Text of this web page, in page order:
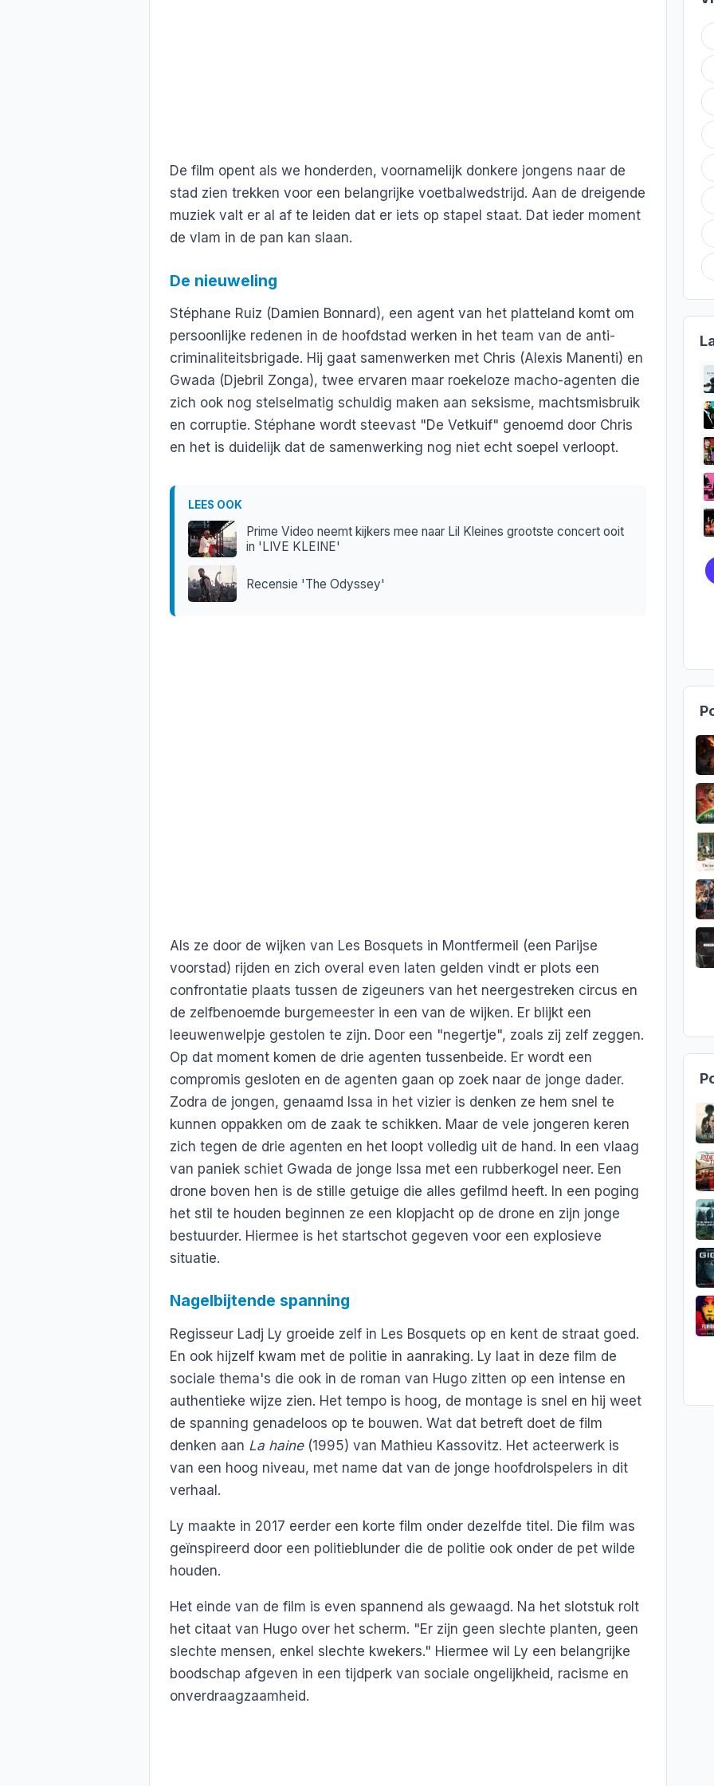
De film opent als we honderden, voornamelijk donkere jongens naar de
stad zien trekken voor een belangrijke voetbalwedstrijd. Aan de dreigende
muziek valt er al af te leiden dat er iets op stapel staat. Dat ieder moment
de vlam in de pan kan slaan.
De nieuweling
Stéphane Ruiz (Damien Bonnard), een agent van het platteland komt om
persoonlijke redenen in de hoofdstad werken in het team van de anti-
criminaliteitsbrigade. Hij gaat samenwerken met Chris (Alexis Manenti) en
Gwada (Djebril Zonga), twee ervaren maar roekeloze macho-agenten die
zich ook nog stelselmatig schuldig maken aan seksisme, machtsmisbruik
en corruptie. Stéphane wordt steevast "De Vetkuif" genoemd door Chris
en het is duidelijk dat de samenwerking nog niet echt soepel verloopt.
LEES OOK
Prime Video neemt kijkers mee naar Lil Kleines grootste concert ooit
in 'LIVE KLEINE'
Recensie 'The Odyssey'
Als ze door de wijken van Les Bosquets in Montfermeil (een Parijse
voorstad) rijden en zich overal even laten gelden vindt er plots een
confrontatie plaats tussen de zigeuners van het neergestreken circus en
de zelfbenoemde burgemeester in een van de wijken. Er blijkt een
leeuwenwelpje gestolen te zijn. Door een "negertje", zoals zij zelf zeggen.
Op dat moment komen de drie agenten tussenbeide. Er wordt een
compromis gesloten en de agenten gaan op zoek naar de jonge dader.
Zodra de jongen, genaamd Issa in het vizier is denken ze hem snel te
kunnen oppakken om de zaak te schikken. Maar de vele jongeren keren
zich tegen de drie agenten en het loopt volledig uit de hand. In een vlaag
van paniek schiet Gwada de jonge Issa met een rubberkogel neer. Een
drone boven hen is de stille getuige die alles gefilmd heeft. In een poging
het stil te houden beginnen ze een klopjacht op de drone en zijn jonge
bestuurder. Hiermee is het startschot gegeven voor een explosieve
situatie.
Nagelbijtende spanning
Regisseur Ladj Ly groeide zelf in Les Bosquets op en kent de straat goed.
En ook hijzelf kwam met de politie in aanraking. Ly laat in deze film de
sociale thema's die ook in de roman van Hugo zitten op een intense en
authentieke wijze zien. Het tempo is hoog, de montage is snel en hij weet
de spanning genadeloos op te bouwen. Wat dat betreft doet de film
denken aan La haine(1995) van Mathieu Kassovitz. Het acteerwerk is
van een hoog niveau, met name dat van de jonge hoofdrolspelers in dit
verhaal.
Ly maakte in 2017 eerder een korte film onder dezelfde titel. Die film was
geïnspireerd door een politieblunder die de politie ook onder de pet wilde
houden.
Het einde van de film is even spannend als gewaagd. Na het slotstuk rolt
het citaat van Hugo over het scherm. "Er zijn geen slechte planten, geen
slechte mensen, enkel slechte kwekers." Hiermee wil Ly een belangrijke
boodschap afgeven in een tijdperk van sociale ongelijkheid, racisme en
onverdraagzaamheid.